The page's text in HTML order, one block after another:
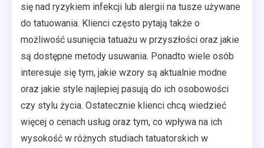
się nad ryzykiem infekcji lub alergii na tusze używane
do tatuowania. Klienci często pytają także o
możliwość usunięcia tatuażu w przyszłości oraz jakie
są dostępne metody usuwania. Ponadto wiele osób
interesuje się tym, jakie wzory są aktualnie modne
oraz jakie style najlepiej pasują do ich osobowości
czy stylu życia. Ostatecznie klienci chcą wiedzieć
więcej o cenach usług oraz tym, co wpływa na ich
wysokość w różnych studiach tatuatorskich w